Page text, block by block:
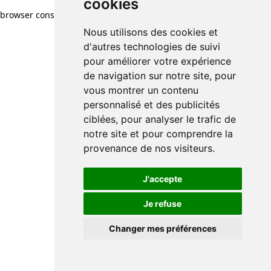
cookies
Nous utilisons des cookies et
d'autres technologies de suivi
pour améliorer votre expérience
de navigation sur notre site, pour
vous montrer un contenu
personnalisé et des publicités
ciblées, pour analyser le trafic de
notre site et pour comprendre la
provenance de nos visiteurs.
J'accepte
Je refuse
Changer mes préférences
browser console for more information)